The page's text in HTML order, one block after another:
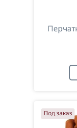
Под заказ